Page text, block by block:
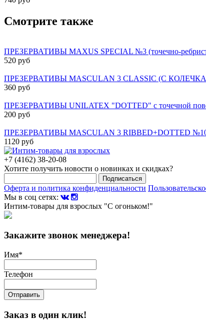
Смотрите также
ПРЕЗЕРВАТИВЫ MAXUS SPECIAL №3 (точечно-
520 руб
ПРЕЗЕРВАТИВЫ MASCULAN 3 CLASSIC (С
360 руб
ПРЕЗЕРВАТИВЫ UNILATEX "DOTTED" с точечной
200 руб
ПРЕЗЕРВАТИВЫ MASCULAN 3
1120 руб
+7 (4162) 38-20-08
Хотите получить новости о новинках и скидках?
Подписаться
Оферта и политика конфиденциальности
Мы в соц сетях:
Интим-товары для взрослых "С огоньком!"
Закажите звонок менеджера!
Имя*
Телефон
Отправить
Заказ в один клик!